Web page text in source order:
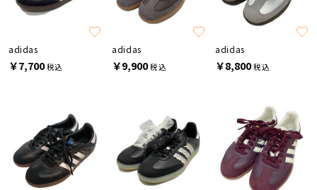
adidas
￥7,700税込
adidas
￥9,900税込
adidas
￥8,800税込